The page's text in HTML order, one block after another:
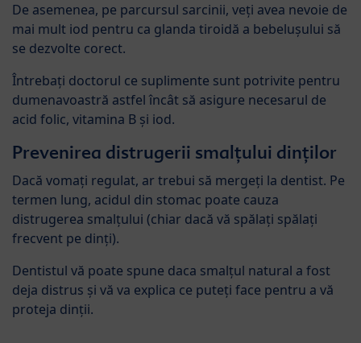
De asemenea, pe parcursul sarcinii, veți avea nevoie de
mai mult iod pentru ca glanda tiroidă a bebelușului să
se dezvolte corect.
Întrebați doctorul ce suplimente sunt potrivite pentru
dumenavoastră astfel încât să asigure necesarul de
acid folic, vitamina B și iod.
Prevenirea distrugerii smalțului dinților
Dacă vomați regulat, ar trebui să mergeți la dentist. Pe
termen lung, acidul din stomac poate cauza
distrugerea smalțului (chiar dacă vă spălați spălați
frecvent pe dinți).
Dentistul vă poate spune daca smalțul natural a fost
deja distrus și vă va explica ce puteți face pentru a vă
proteja dinții.